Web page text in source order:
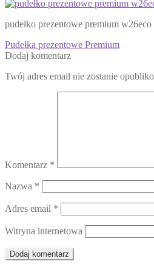
pudełko prezentowe premium w26eco
Nawigacja
wpisu
Poprzedni
wpis:
Pudełka prezentowe Premium
Dodaj komentarz
Twój adres email nie zostanie
Komentarz *
Nazwa *
Adres email *
Witryna internetowa